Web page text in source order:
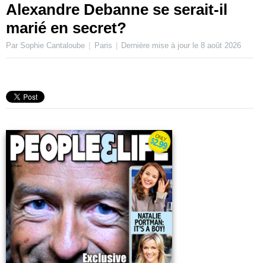
Alexandre Debanne se serait-il
marié en secret?
Par Sophie Cantaloube Paris Dernière mise à jour le8 août 2026